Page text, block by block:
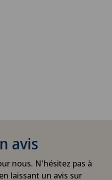
avis
nous. N'hésitez pas à
laissant un avis sur